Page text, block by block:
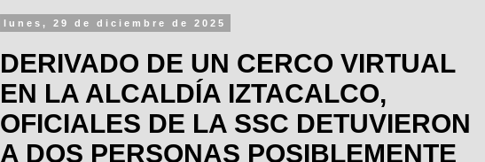
lunes, 29 de diciembre de 2025
DERIVADO DE UN CERCO VIRTUAL
EN LA ALCALDÍA IZTACALCO,
OFICIALES DE LA SSC DETUVIERON
A DOS PERSONAS POSIBLEMENTE